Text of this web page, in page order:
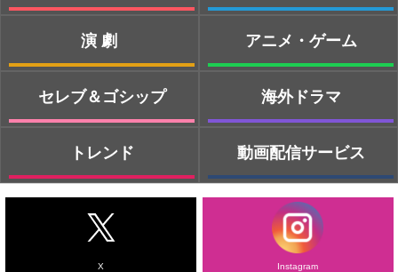
演劇
セレブ＆ゴシップ
トレンド
アニメ・ゲーム
海外ドラマ
動画配信サービス
X Instagram